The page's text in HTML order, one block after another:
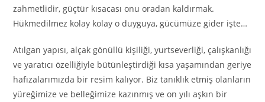
zahmetlidir, güçtür kısacası onu oradan kaldırmak.
Hükmedilmez kolay kolay o duyguya, gücümüze gider işte…
Atılgan yapısı, alçak gönüllü kişiliği, yurtseverliği, çalışkanlığı
ve yaratıcı özelliğiyle bütünleştirdiği kısa yaşamından geriye
hafızalarımızda bir resim kalıyor. Biz tanıklık etmiş olanların
yüreğimize ve belleğimize kazınmış ve on yılı aşkın bir